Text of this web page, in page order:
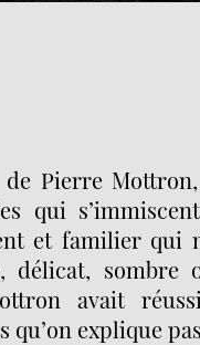
Pierre
qui
et familier qui
délicat, sombre
avait
qu’on explique